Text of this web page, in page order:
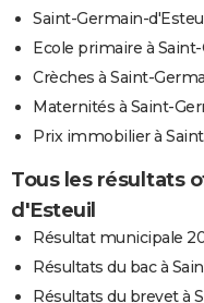
Saint-Germain-
Ecole primaire à
Crèches à Saint-
Maternités à Saint-
Prix immobilier à
Tous les résultats
d'Esteuil
Résultat municipale
Résultats du bac à
Résultats du brevet à